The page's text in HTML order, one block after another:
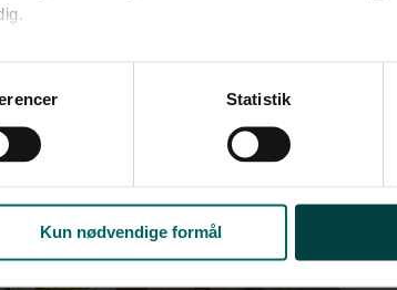
formål. Du kan til enhver tid læse mere om
vores
. Oplysninger om
Statistik
Kun nødvendige formål
kr. på omkring 177 m